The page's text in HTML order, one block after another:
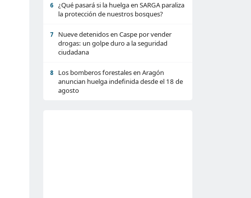
6
¿Qué pasará si la huelga en SARGA paraliza
la protección de nuestros bosques?
7
Nueve detenidos en Caspe por vender
drogas: un golpe duro a la seguridad
ciudadana
8
Los bomberos forestales en Aragón
anuncian huelga indefinida desde el 18 de
agosto